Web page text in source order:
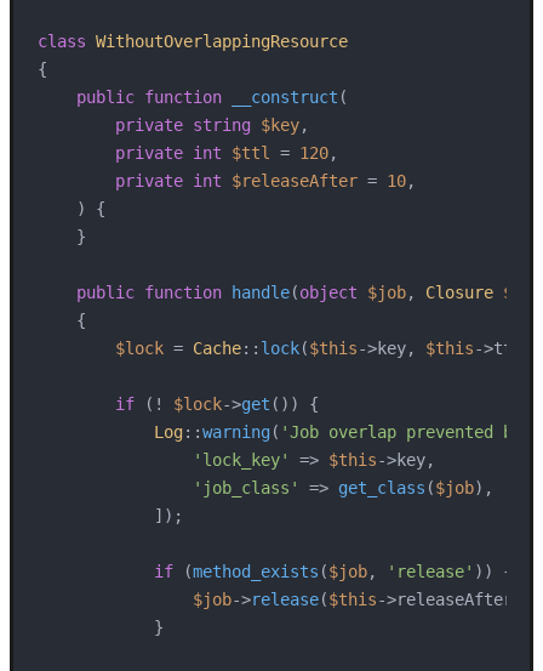
class WithoutOverlappingResource
{
public function __construct (
private string $key,
private int $ttl = 120,
private int $releaseAfter = 10,
) {
    }
public function handle(object $job, Closure
{
$lock = Cache:: lock($this->key, $this->ttl);
if (! $lock->get ()) {
Log::warning ( 'Job overlap prevented by
'lock_key'
=> $this->key,
'job_class'
=> get_class ($job),
            ]);
if (method_exists ($job, 'release' )) {
$job->release($this->releaseAfter);
            }